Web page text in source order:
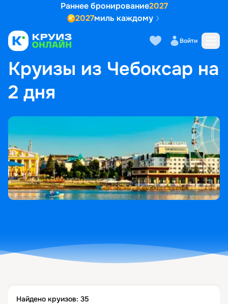
Раннее бронирование2027
2027миль каждому
Войти
ГЛАВНАЯ • ПОПУЛЯРНЫЕ НАПРАВЛЕНИЯ
КРУИЗЫ ИЗ ЧЕБОКСАР НА 2 ДНЯ
Круизы из Чебоксар на
2 дня
Найдено круизов: 35